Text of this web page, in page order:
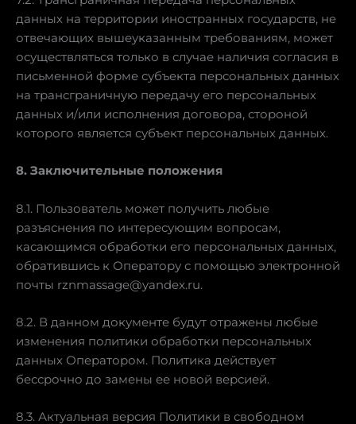
данных на территории иностранных государств, не
отвечающих вышеуказанным требованиям, может
осуществляться только в случае наличия согласия в
письменной форме субъекта персональных данных
на трансграничную передачу его персональных
данных и/или исполнения договора, стороной
которого является субъект персональных данных.
8. Заключительные положения
8.1. Пользователь может получить любые
разъяснения по интересующим вопросам,
касающимся обработки его персональных данных,
обратившись к Оператору с помощью электронной
почты rznmassage@yandex.ru.
8.2. В данном документе будут отражены любые
изменения политики обработки персональных
данных Оператором. Политика действует
бессрочно до замены ее новой версией.
8.3. Актуальная версия Политики в свободном